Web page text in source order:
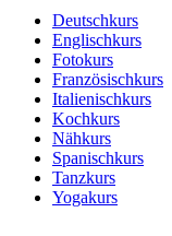
Deutschkurs
Englischkurs
Fotokurs
Französischkurs
Italienischkurs
Kochkurs
Nähkurs
Spanischkurs
Tanzkurs
Yogakurs